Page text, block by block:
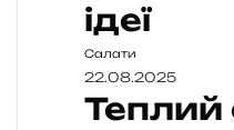
ідеї
Салати
22.08.2025
Теплий